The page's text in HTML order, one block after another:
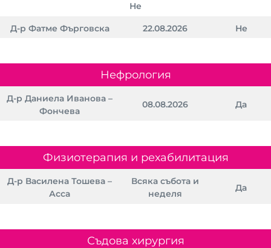
Не
Д-р Фатме Фърговска 22.08.2026 Не
Нефрология
Д-р Даниела Иванова –
Фончева
08.08.2026 Да
Физиотерапия и рехабилитация
Д-р Василена Тошева –
Асса
Всяка събота и
неделя
Да
Съдова хирургия